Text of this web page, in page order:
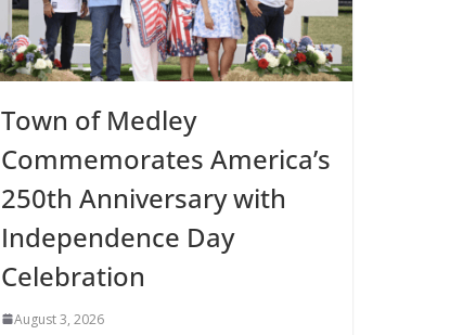
Town of Medley
Commemorates America’s
250th Anniversary with
Independence Day
Celebration
August 3, 2026